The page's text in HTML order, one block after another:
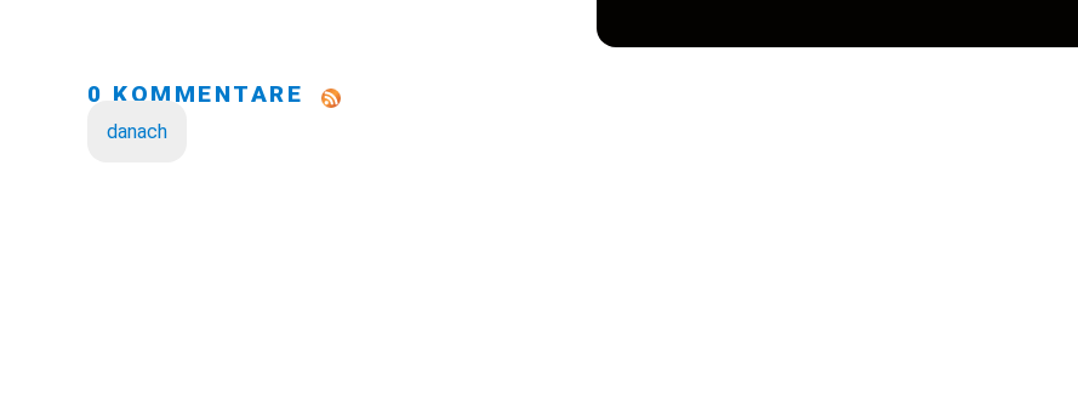
0 KOMMENTARE
danach